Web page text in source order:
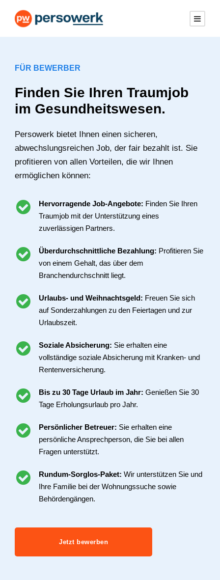
FÜR BEWERBER
Finden Sie Ihren Traumjob
im Gesundheitswesen.
Persowerk bietet Ihnen einen sicheren,
abwechslungsreichen Job, der fair bezahlt ist. Sie
profitieren von allen Vorteilen, die wir Ihnen
ermöglichen können:
Hervorragende Job-Angebote: Finden Sie Ihren
Traumjob mit der Unterstützung eines
zuverlässigen Partners.
Überdurchschnittliche Bezahlung: Profitieren Sie
von einem Gehalt, das über dem
Branchendurchschnitt liegt.
Urlaubs- und Weihnachtsgeld: Freuen Sie sich
auf Sonderzahlungen zu den Feiertagen und zur
Urlaubszeit.
Soziale Absicherung: Sie erhalten eine
vollständige soziale Absicherung mit Kranken- und
Rentenversicherung.
Bis zu 30 Tage Urlaub im Jahr: Genießen Sie 30
Tage Erholungsurlaub pro Jahr.
Persönlicher Betreuer: Sie erhalten eine
persönliche Ansprechperson, die Sie bei allen
Fragen unterstützt.
Rundum-Sorglos-Paket: Wir unterstützen Sie und
Ihre Familie bei der Wohnungssuche sowie
Behördengängen.
Jetzt bewerben